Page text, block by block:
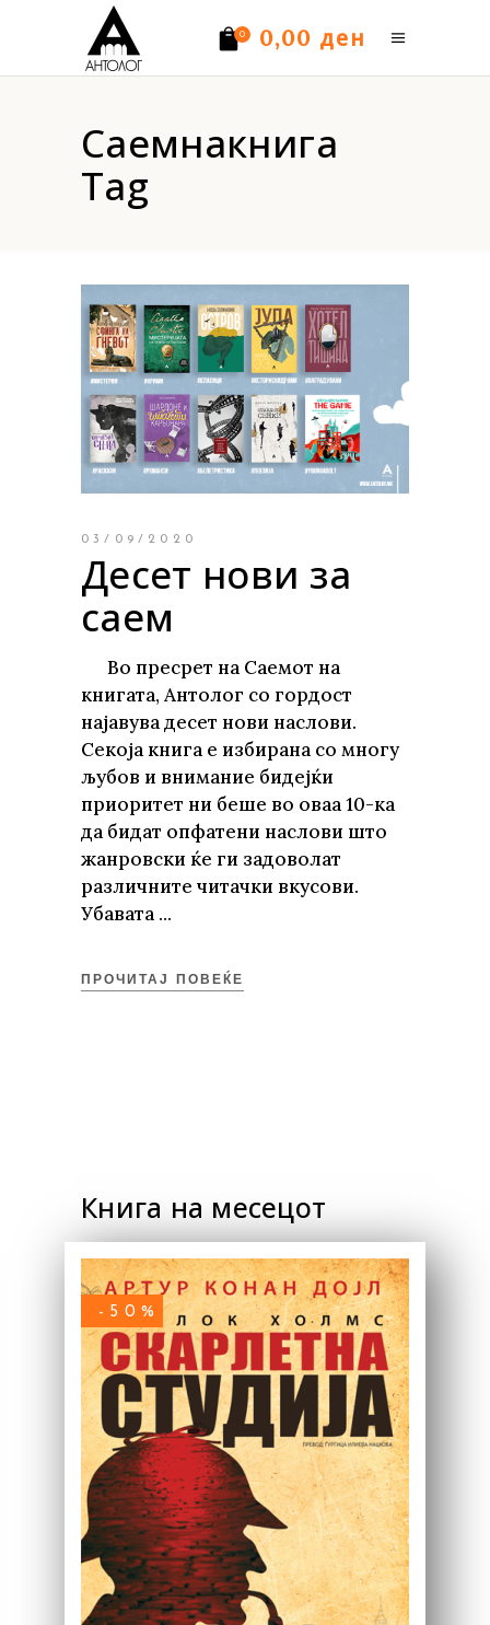
0 0,00 ден
Саемнакнига
Tag
03/09/2020
Десет нови за
саем
Во пресрет на Саемот на
книгата, Антолог со гордост
најавува десет нови наслови.
Секоја книга е избирана со многу
љубов и внимание бидејќи
приоритет ни беше во оваа 10-ка
да бидат опфатени наслови што
жанровски ќе ги задоволат
различните читачки вкусови.
Убавата
ПРОЧИТАЈ ПОВЕЌЕ
Книга на месецот
-50%